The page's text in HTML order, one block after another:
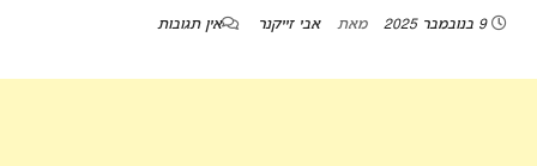
9 בנובמבר 2025 מאת אבי זייקנר אין תגובות